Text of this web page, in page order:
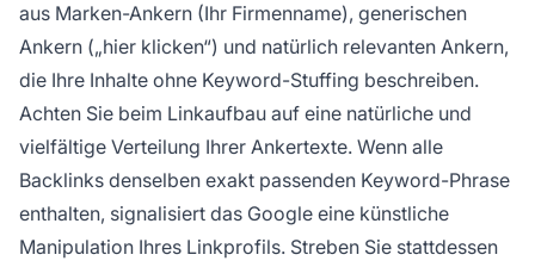
aus Marken-Ankern (Ihr Firmenname), generischen
Ankern („hier klicken“) und natürlich relevanten Ankern,
die Ihre Inhalte ohne Keyword-Stuffing beschreiben.
Achten Sie beim Linkaufbau auf eine natürliche und
vielfältige Verteilung Ihrer Ankertexte. Wenn alle
Backlinks denselben exakt passenden Keyword-Phrase
enthalten, signalisiert das Google eine künstliche
Manipulation Ihres Linkprofils. Streben Sie stattdessen